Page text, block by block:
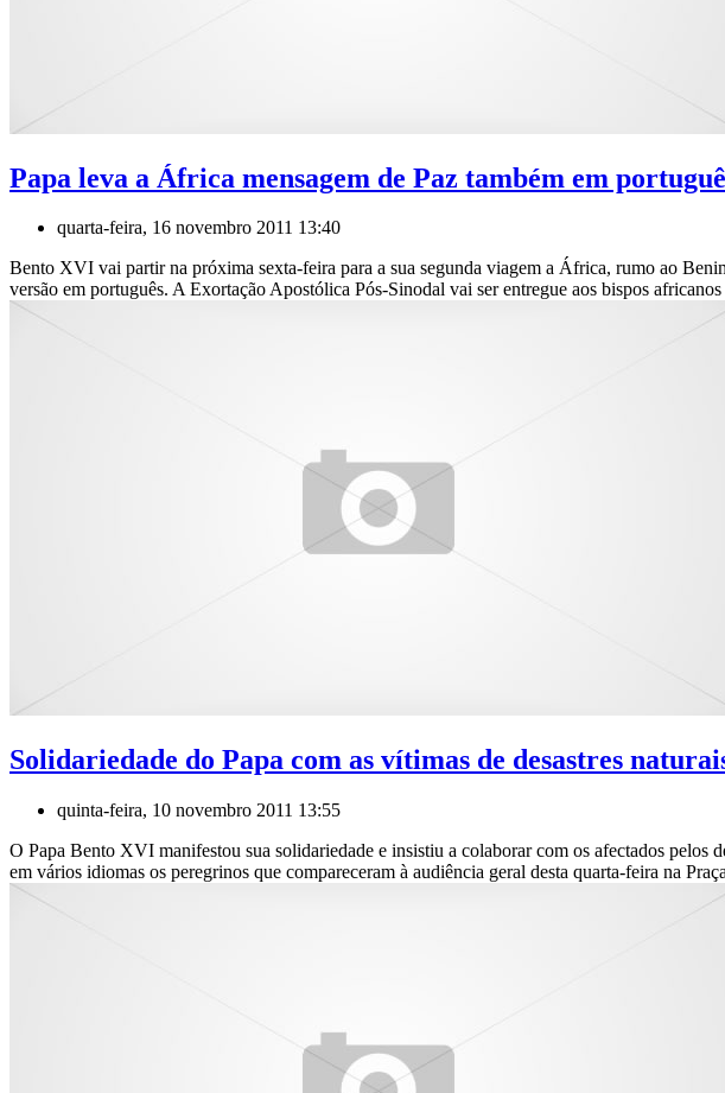
Papa leva a África mensagem de Paz também em
quarta-feira, 16 novembro 2011 13:40
Bento XVI vai partir na próxima sexta-feira para a sua segunda viagem a África, rumo ao
versão em português. A Exortação Apostólica Pós-Sinodal vai ser entregue aos bispos
Solidariedade do Papa com as vítimas de desastres
quinta-feira, 10 novembro 2011 13:55
O Papa Bento XVI manifestou sua solidariedade e insistiu a colaborar com os afectados pelos
em vários idiomas os peregrinos que compareceram à audiência geral desta quarta-feira na